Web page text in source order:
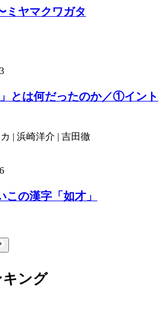
ヤマクワガタ
とは何だったのか／①イント
| 浜崎洋介 | 吉田徹
の漢字「如才」
ング